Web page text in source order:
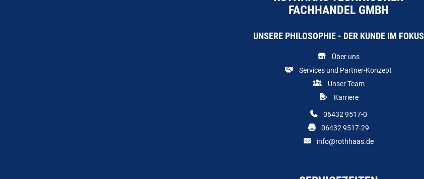
FACHHANDEL GMBH
UNSERE PHILOSOPHIE - DER KUNDE IM FOKUS
Über uns
Services und Partner-Konzept
Unser Team
Karriere
06432 9517-0
06432 9517-29
info@rothhaas.de